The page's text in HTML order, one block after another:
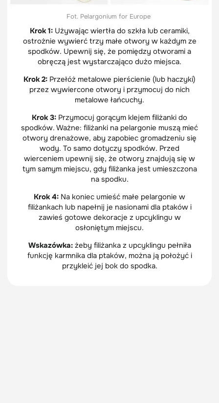
Fot. Pelargonium for Europe
Krok 1: Używając wiertła do szkła lub ceramiki,
ostrożnie wywierć trzy małe otwory w każdym ze
spodków. Upewnij się, że pomiędzy otworami a
obręczą jest wystarczająco dużo miejsca.
Krok 2: Przełóż metalowe pierścienie (lub haczyki)
przez wywiercone otwory i przymocuj do nich
metalowe łańcuchy.
Krok 3: Przymocuj gorącym klejem filiżanki do
spodków. Ważne: filiżanki na pelargonie muszą mieć
otwory drenażowe, aby zapobiec gromadzeniu się
wody. To samo dotyczy spodków. Przed
wierceniem upewnij się, że otwory znajdują się w
tym samym miejscu, gdy filiżanka jest umieszczona
na spodku.
Krok 4: Na koniec umieść małe pelargonie w
filiżankach lub napełnij je nasionami dla ptaków i
zawieś gotowe dekoracje z upcyklingu w
osłoniętym miejscu.
Wskazówka: żeby filiżanka z upcyklingu pełniła
funkcję karmnika dla ptaków, można ją położyć i
przykleić jej bok do spodka.